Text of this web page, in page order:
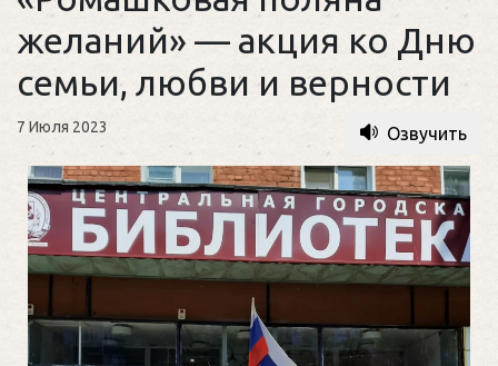
желаний» — акция ко Дню
семьи, любви и верности
7 Июля 2023 Озвучить